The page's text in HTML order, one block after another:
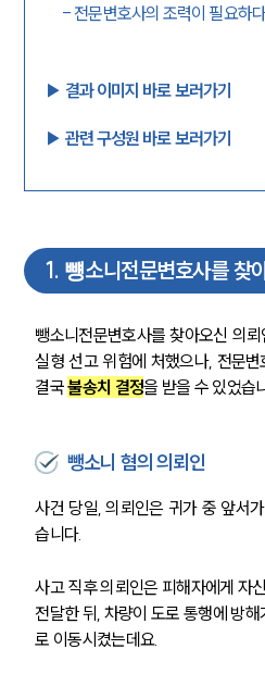
- 전문변호사의 조력이 필요하
▶︎ 결과 이미지 바로 보러가기
▶︎ 관련 구성원 바로 보러가기
1. 뻉소니전문변호사를 찾
뺑소니전문변호사를 찾아오신 의
실형 선고 위험에 처했으나, 전문
결국 불송치 결정을 받을 수 있었습
뺑소니 혐의 의뢰인
사건 당일, 의뢰인은 귀가 중 앞서
습니다.
사고 직후 의뢰인은 피해자에게 자
전달한 뒤, 차량이 도로 통행에 방
로 이동시켰는데요.